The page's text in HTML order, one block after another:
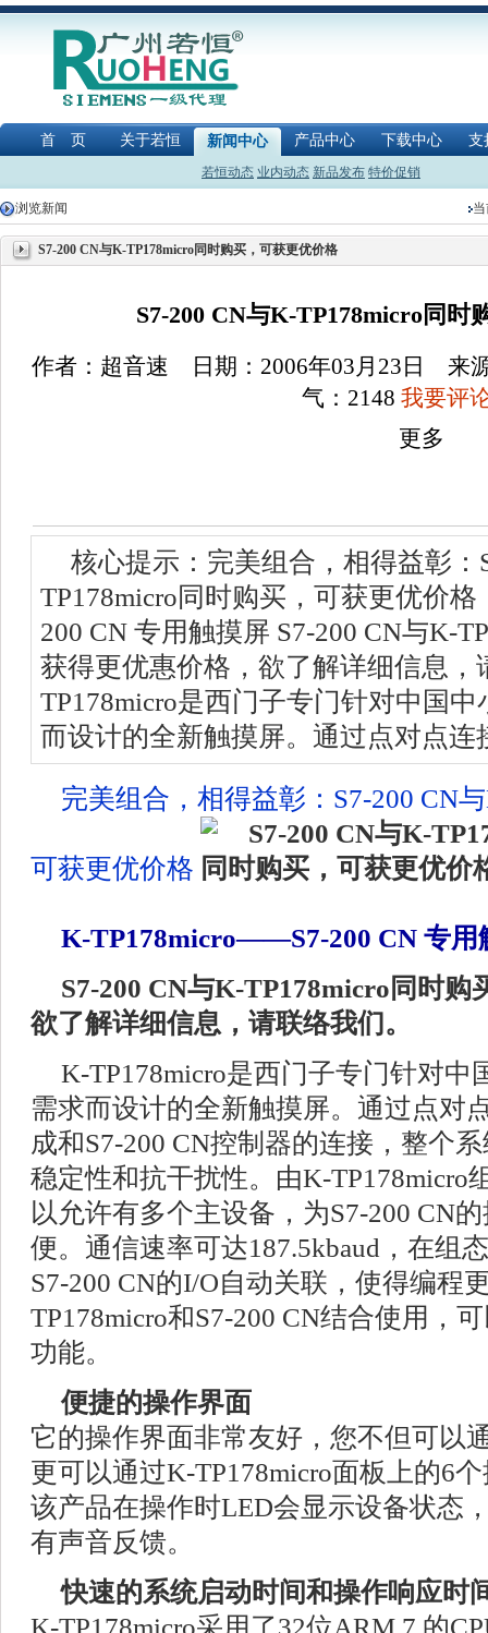
首 页 关于若恒 新闻中心 产品中心 下载中心 支
若恒动态 业内动态 新品发布 特价促销
浏览新闻
S7-200 CN与K-TP178micro同时购买，可获更优价格
S7-200 CN与K-TP178micro同时
作者：超音速 日期：2006年03月23日
气： 2148 我要评
更多
核心提示：完美组合，相得益彰：
TP178micro同时购买，可获更优价
200 CN 专用触摸屏 S7-200 CN与K-
获得更优惠价格，欲了解详细信息，
TP178micro是西门子专门针对中国
而设计的全新触摸屏。通过点对点连
完美组合，相得益彰：S7-200 CN
可获更优价格
K-TP178micro——S7-200 CN 专用
S7-200 CN与K-TP178micro同时购
欲了解详细信息，请联络我们。
K-TP178micro是西门子专门针对中
需求而设计的全新触摸屏。通过点对
成和S7-200 CN控制器的连接，整个
稳定性和抗干扰性。由K-TP178micro
以允许有多个主设备，为S7-200 CN
便。通信速率可达187.5kbaud，在组
S7-200 CN的I/O自动关联，使得编程
TP178micro和S7-200 CN结合使用，
功能。
便捷的操作界面
它的操作界面非常友好，您不但可以
更可以通过K-TP178micro面板上的6
该产品在操作时LED会显示设备状态
有声音反馈。
快速的系统启动时间和操作响应时
K-TP178micro采用了32位ARM 7 的